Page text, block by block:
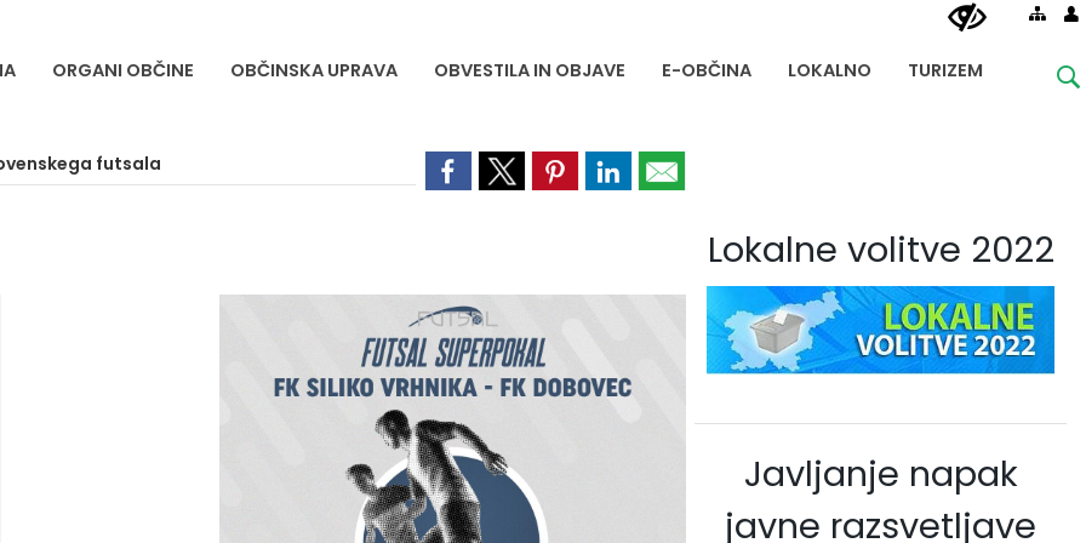
ORGANI OBČINE OBČINSKA UPRAVA OBVESTILA IN OBJAVE E-OBČINA LOKALNO TURIZEM
futsala
Lokalne volitve 2022
Javljanje napak
javne razsvetljave